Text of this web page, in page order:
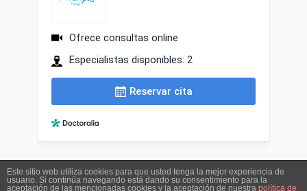
Derechos de copia © 2026Avanza | Atención temprana,
Este sitio web utiliza cookies para que usted tenga la mejor experiencia de
usuario. Si continúa navegando está dando su consentimiento para la
aceptación de las mencionadas cookies y la aceptación de nuestra política de